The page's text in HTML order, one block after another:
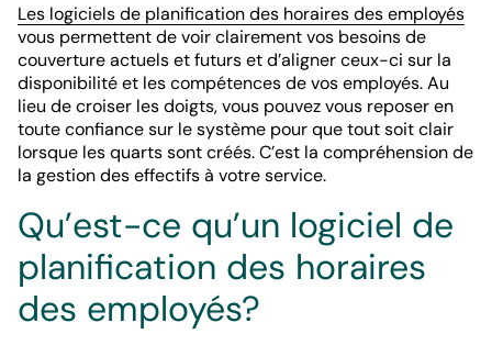
Les logiciels de planification des horaires des employés
vous permettent de voir clairement vos besoins de
couverture actuels et futurs et d’aligner ceux-ci sur la
disponibilité et les compétences de vos employés. Au
lieu de croiser les doigts, vous pouvez vous reposer en
toute confiance sur le système pour que tout soit clair
lorsque les quarts sont créés. C’est la compréhension de
la gestion des effectifs à votre service.
Qu’est-ce qu’un logiciel de
planification des horaires
des employés?